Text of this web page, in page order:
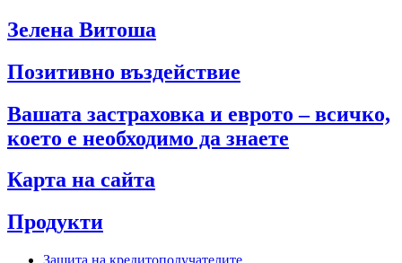
Зелена Витоша
Позитивно въздействие
Вашата застраховка и еврото – всичко,
което е необходимо да знаете
Карта на сайта
Продукти